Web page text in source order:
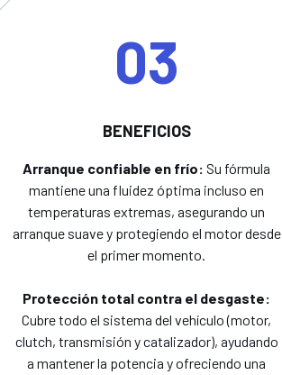
03
BENEFICIOS
Arranque confiable en frío: Su fórmula
mantiene una fluidez óptima incluso en
temperaturas extremas, asegurando un
arranque suave y protegiendo el motor desde
el primer momento.
Protección total contra el desgaste:
Cubre todo el sistema del vehículo (motor,
clutch, transmisión y catalizador), ayudando
a mantener la potencia y ofreciendo una